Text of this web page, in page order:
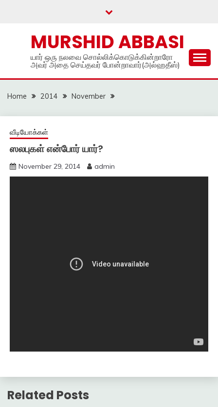
MURSHID ABBASI
யார் ஒரு நலவை சொல்லிக்கொடுக்கின்றாரோ
அவர் அதை செய்தவர் போன்றாவார்(அல்ஹதீஸ்)
Home 2014 November
வீடியோக்கள்
ஸலபுகள் என்போர் யார்?
November 29, 2014 admin
Related Posts